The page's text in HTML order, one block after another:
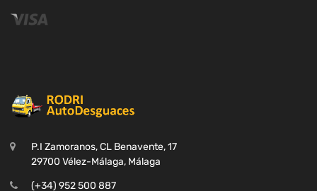
P.I Zamoranos, CL Benavente, 17
29700 Vélez-Málaga, Málaga
(+34) 952 500 887